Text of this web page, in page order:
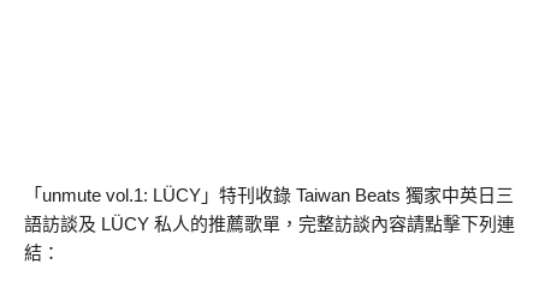
「unmute vol.1: LÜCY」特刊收錄 Taiwan Beats 獨家中英日三
語訪談及 LÜCY 私人的推薦歌單，完整訪談內容請點擊下列連
結：